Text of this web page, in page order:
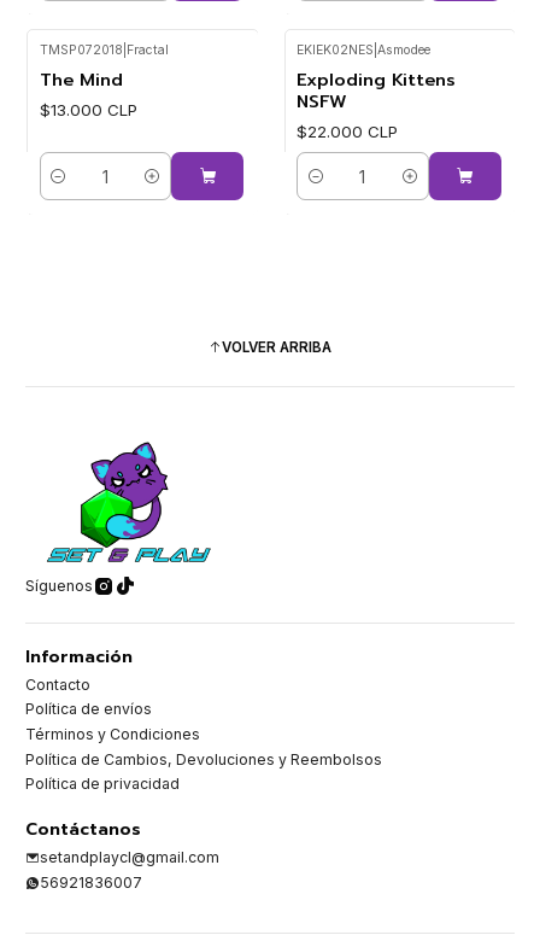
TMSP072018 Fractal
The Mind
$13.000 CLP
Cantidad
EKIEK02NES Asmodee
Exploding Kittens
NSFW
$22.000 CLP
Cantidad
VOLVER ARRIBA
Síguenos
Información
Contacto
Política de envíos
Términos y Condiciones
Política de Cambios, Devoluciones y Reembolsos
Política de privacidad
Contáctanos
setandplaycl@gmail.com
56921836007